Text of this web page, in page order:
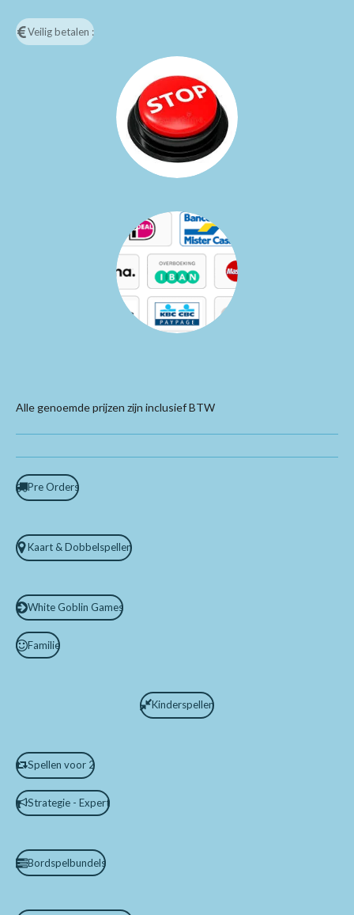
Veilig betalen :
Alle genoemde prijzen zijn inclusief BTW
Pre Orders
Kaart & Dobbelspellen
White Goblin Games
Familie
Kinderspellen
Spellen voor 2
Strategie - Expert
Bordspelbundels